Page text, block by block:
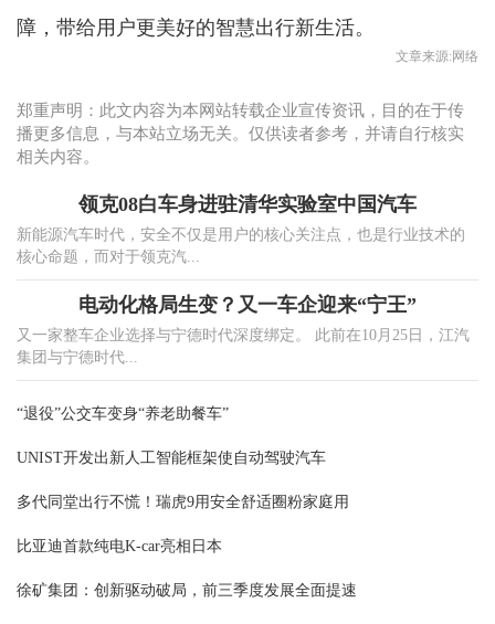
障，带给用户更美好的智慧出行新生活。
文章来源:网络
郑重声明：此文内容为本网站转载企业宣传资讯，目的在于传
播更多信息，与本站立场无关。仅供读者参考，并请自行核实
相关内容。
领克08白车身进驻清华实验室中国汽车
新能源汽车时代，安全不仅是用户的核心关注点，也是行业技术的
核心命题，而对于领克汽...
电动化格局生变？又一车企迎来“宁王”
又一家整车企业选择与宁德时代深度绑定。 此前在10月25日，江汽
集团与宁德时代...
“退役”公交车变身“养老助餐车”
UNIST开发出新人工智能框架使自动驾驶汽车
多代同堂出行不慌！瑞虎9用安全舒适圈粉家庭用
比亚迪首款纯电K-car亮相日本
徐矿集团：创新驱动破局，前三季度发展全面提速